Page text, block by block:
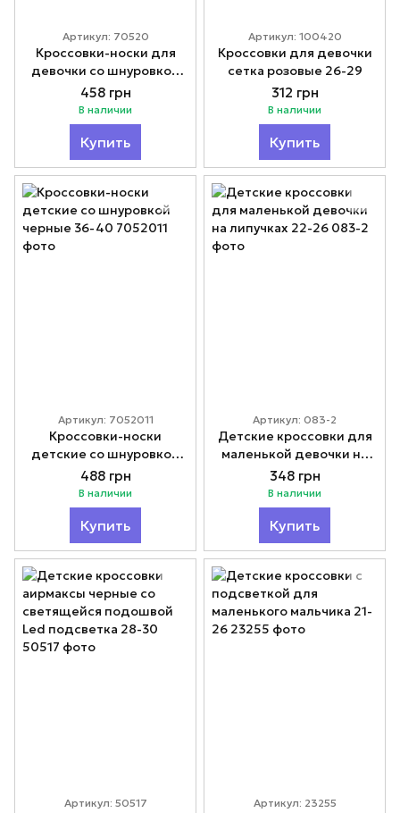
Артикул: 70520
Кроссовки-носки для
девочки со шнуровкой
белые 36-40
458 грн
В наличии
Купить
Артикул: 100420
Кроссовки для девочки
сетка розовые 26-29
312 грн
В наличии
Купить
Артикул: 7052011
Кроссовки-носки
детские со шнуровкой
черные 36-40
488 грн
В наличии
Купить
Артикул: 083-2
Детские кроссовки для
маленькой девочки на
липучках 22-26
348 грн
В наличии
Купить
Артикул: 50517 Артикул: 23255